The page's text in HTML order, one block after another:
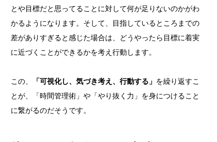
とや目標だと思ってることに対して何が足りないのかがわ
かるようになります。そして、目指しているところまでの
差がありすぎると感じた場合は、どうやったら目標に着実
に近づくことができるかを考え行動します。
この、 「可視化し、気づき考え、行動する」 を繰り返すこ
とが、「時間管理術」や「やり抜く力」を身につけること
に繋がるのだそうです。